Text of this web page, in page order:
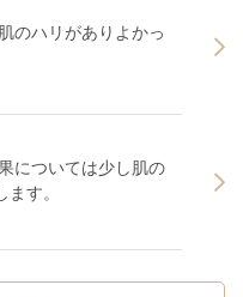
のハリがありよかっ
については少し肌の
す。